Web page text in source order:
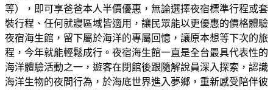
等），即可享爸爸本人半價優惠，無論選擇夜宿標準行程或套
裝行程、任何就寢區域皆適用，讓民眾能以更優惠的價格體驗
夜宿海生館，留下屬於海洋的專屬回憶，讓原本想等下次的旅
程，今年就能輕鬆成行。夜宿海生館一直是全台最具代表性的
海洋體驗活動之一，遊客在閉館後跟隨解說員深入探索，認識
海洋生物的夜間行為，於海底世界進入夢鄉，重新感受陪伴彼